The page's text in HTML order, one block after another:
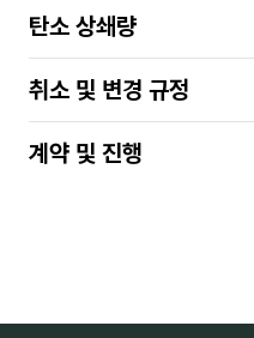
탄소 상쇄량
취소 및 변경 규정
계약 및 진행